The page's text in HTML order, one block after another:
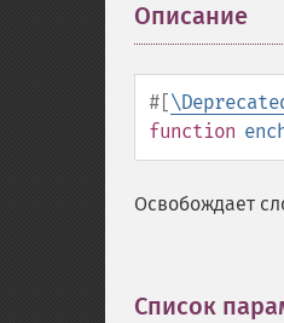
Описание
#[
function
Освобождает
Список